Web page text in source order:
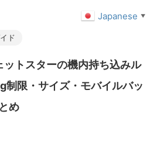
ド
ットスターの機内持ち込みル
制限・サイズ・モバイルバッ
め
Japanese ▼